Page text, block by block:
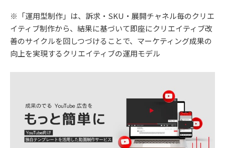
※「運用型制作」は、訴求・SKU・展開チャネル毎のクリエ
イティブ制作から、結果に基づいて即座にクリエイティブ改
善のサイクルを回しつづけることで、マーケティング成果の
向上を実現するクリエイティブの運用モデル